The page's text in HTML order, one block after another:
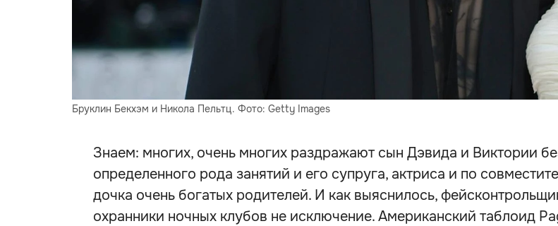
Бруклин Бекхэм и Никола Пельтц. Фото: Getty Images
Знаем: многих, очень многих раздражают сын Дэвида и Виктории
определенного рода занятий и его супруга, актриса и по
дочка очень богатых родителей. И как выяснилось,
охранники ночных клубов не исключение. Американский таблоид